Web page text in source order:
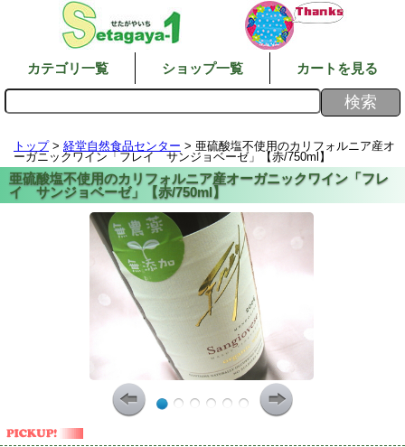
カテゴリ一覧 ショップ一覧 カートを見る
トップ> 経堂自然食品センター > 亜硫酸塩不使用のカリフォルニア産オ
ーガニックワイン「フレイ サンジョベーゼ」【赤/750ml】